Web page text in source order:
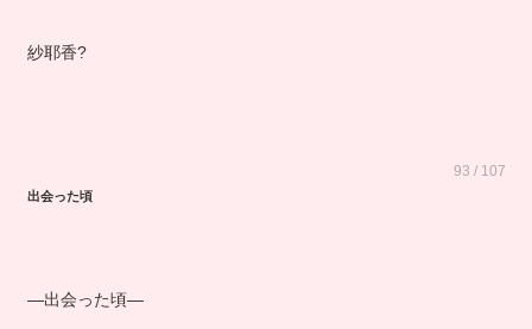
紗耶香?
93 / 107
出会った頃
―出会った頃―